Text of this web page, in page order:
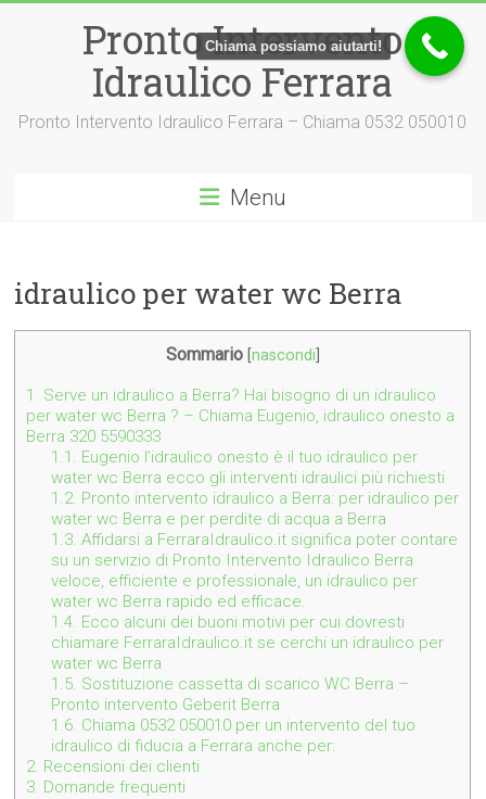
Pronto Intervento
Idraulico Ferrara
Pronto Intervento Idraulico Ferrara – Chiama 0532 050010
Menu
idraulico per water wc Berra
Sommario nascondi
1. Serve un idraulico a Berra? Hai bisogno di un idraulico
per water wc Berra ? – Chiama Eugenio, idraulico onesto a
Berra 320 5590333
1.1. Eugenio l’idraulico onesto è il tuo idraulico per
water wc Berra ecco gli interventi idraulici più richiesti
1.2. Pronto intervento idraulico a Berra: per idraulico per
water wc Berra e per perdite di acqua a Berra
1.3. Affidarsi a FerraraIdraulico.it significa poter contare
su un servizio di Pronto Intervento Idraulico Berra
veloce, efficiente e professionale, un idraulico per
water wc Berra rapido ed efficace.
1.4. Ecco alcuni dei buoni motivi per cui dovresti
chiamare FerraraIdraulico.it se cerchi un idraulico per
water wc Berra
1.5. Sostituzione cassetta di scarico WC Berra –
Pronto intervento Geberit Berra
1.6. Chiama 0532 050010 per un intervento del tuo
idraulico di fiducia a Ferrara anche per:
2. Recensioni dei clienti
3. Domande frequenti
Chiama possiamo aiutarti!